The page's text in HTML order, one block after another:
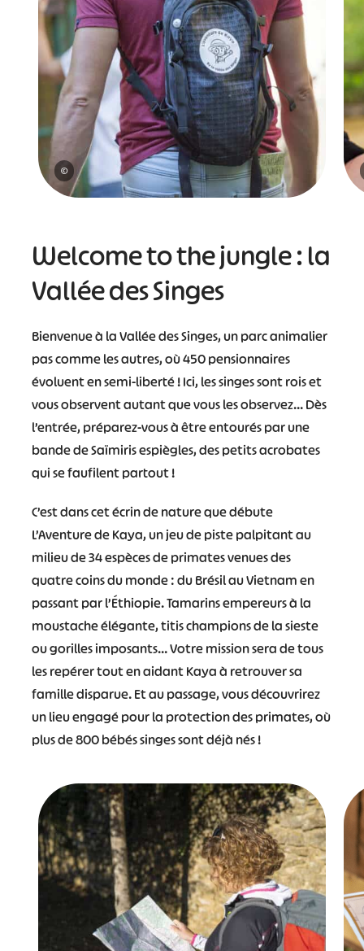
©
Welcome to the jungle : la
Vallée des Singes
Bienvenue à la Vallée des Singes, un parc animalier
pas comme les autres, où 450 pensionnaires
évoluent en semi-liberté ! Ici, les singes sont rois et
vous observent autant que vous les observez… Dès
l’entrée, préparez-vous à être entourés par une
bande de Saïmiris espiègles, des petits acrobates
qui se faufilent partout !
C’est dans cet écrin de nature que débute
L’Aventure de Kaya, un jeu de piste palpitant au
milieu de 34 espèces de primates venues des
quatre coins du monde : du Brésil au Vietnam en
passant par l’Éthiopie. Tamarins empereurs à la
moustache élégante, titis champions de la sieste
ou gorilles imposants… Votre mission sera de tous
les repérer tout en aidant Kaya à retrouver sa
famille disparue. Et au passage, vous découvrirez
un lieu engagé pour la protection des primates, où
plus de 800 bébés singes sont déjà nés !